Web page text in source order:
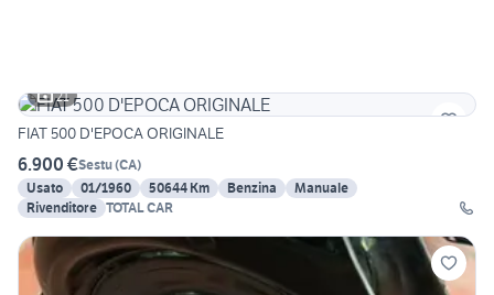
21
FIAT 500 D'EPOCA ORIGINALE
6.900 €Sestu(CA)
Usato
01/1960 50644 Km Benzina
Manuale
Rivenditore TOTAL CAR